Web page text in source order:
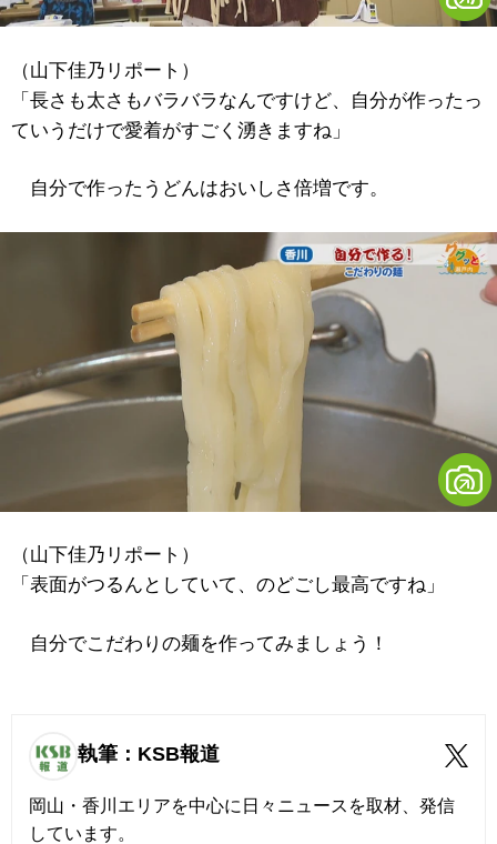
（山下佳乃リポート）
「長さも太さもバラバラなんですけど、自分が作ったっ
ていうだけで愛着がすごく湧きますね」
自分で作ったうどんはおいしさ倍増です。
（山下佳乃リポート）
「表面がつるんとしていて、のどごし最高ですね」
自分でこだわりの麺を作ってみましょう！
執筆：KSB報道
岡山・香川エリアを中心に日々ニュースを取材、発信
しています。